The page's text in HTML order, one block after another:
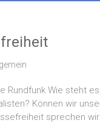
Rundfunk Wie steht
Können wir
sprechen